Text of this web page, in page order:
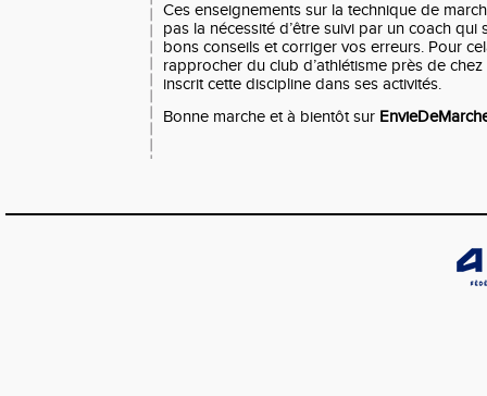
Ces enseignements sur la technique de
pas la nécessité d’être suivi par un coach qui
bons conseils et corriger vos erreurs. Pour
rapprocher du club d’athlétisme près de
inscrit cette discipline dans ses activités.
Bonne marche et à bientôt sur